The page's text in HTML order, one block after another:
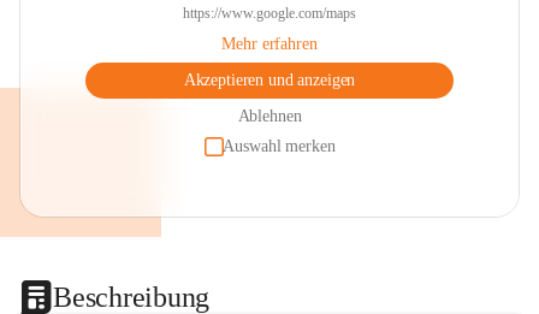
https://www.google.com/maps
Mehr erfahren
Akzeptieren und anzeigen
Ablehnen
Auswahl merken
Beschreibung